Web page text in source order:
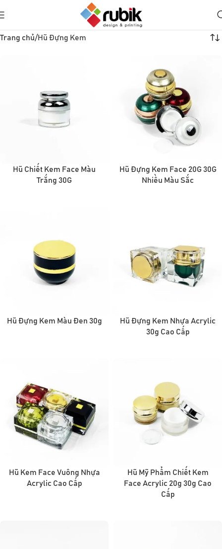
Trang chủ Hũ Đựng Kem
Hũ Chiết Kem Face Màu
Trắng 30G
Hũ Đựng Kem Face 20G 30G
Nhiều Màu Sắc
Hũ Đựng Kem Màu Đen 30g
Hũ Đựng Kem Nhựa Acrylic
30g Cao Cấp
Hũ Kem Face Vuông Nhựa
Acrylic Cao Cấp
Hũ Mỹ Phẩm Chiết Kem
Face Acrylic 20g 30g Cao
Cấp